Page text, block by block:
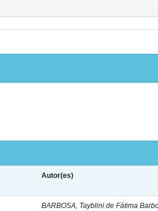
Autor(es)
BARBOSA, Tayblini de Fátima